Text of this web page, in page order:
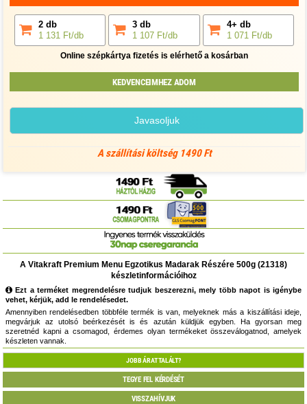
2 db
1 131 Ft/db
3 db
1 107 Ft/db
4+ db
1 071 Ft/db
Online szépkártya fizetés is elérhető a kosárban
KEDVENCEIMHEZ ADOM
Javasoljuk
A szállítási költség 1490 Ft
A Vitakraft Premium Menu Egzotikus Madarak Részére 500g (21318)
készletinformációihoz
Ezt a terméket megrendelésre tudjuk beszerezni, mely több napot is igénybe
vehet, kérjük, add le rendelésedet.
Amennyiben rendelésedben többféle termék is van, melyeknek más a kiszállítási ideje,
megvárjuk az utolsó beérkezését is és azután küldjük egyben. Ha gyorsan meg
szeretnéd kapni a csomagod, érdemes olyan termékeket összeválogatnod, amelyek
készleten vannak.
JOBB ÁRAT TALÁLT?
TEGYE FEL KÉRDÉSÉT
VISSZAHÍVJUK